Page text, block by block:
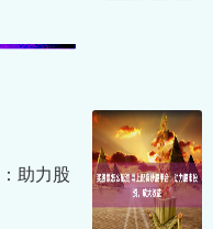
助力股